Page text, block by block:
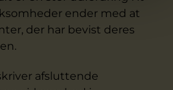
ender med at
der har bevist deres
afsluttende